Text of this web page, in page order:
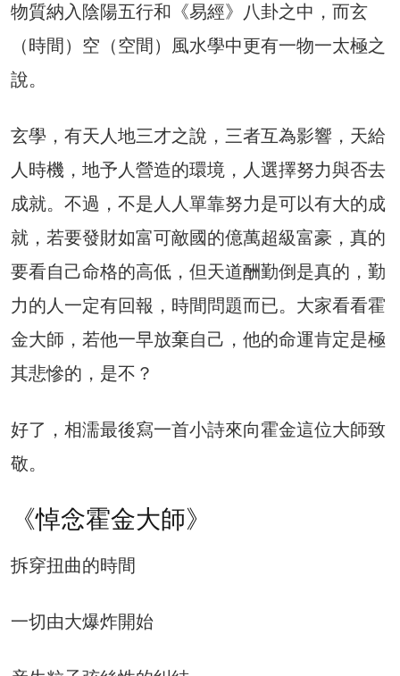
物質納入陰陽五行和《易經》八卦之中，而玄
（時間）空（空間）風水學中更有一物一太極之
說。
玄學，有天人地三才之說，三者互為影響，天給
人時機，地予人營造的環境，人選擇努力與否去
成就。不過，不是人人單靠努力是可以有大的成
就，若要發財如富可敵國的億萬超級富豪，真的
要看自己命格的高低，但天道酬勤倒是真的，勤
力的人一定有回報，時間問題而已。大家看看霍
金大師，若他一早放棄自己，他的命運肯定是極
其悲慘的，是不？
好了，相濡最後寫一首小詩來向霍金這位大師致
敬。
《悼念霍金大師》
拆穿扭曲的時間
一切由大爆炸開始